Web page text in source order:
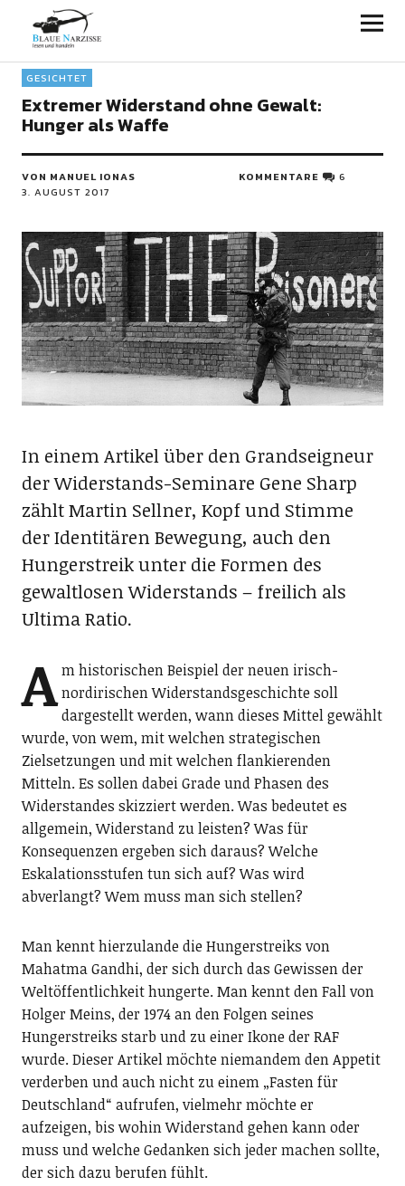
Blaue Narzisse
GESICHTET
Extremer Widerstand ohne Gewalt:
Hunger als Waffe
VON MANUEL IONAS
3. AUGUST 2017
KOMMENTARE 6
In einem Artikel über den Grandseigneur
der Widerstands-Seminare Gene Sharp
zählt Martin Sellner, Kopf und Stimme
der Identitären Bewegung, auch den
Hungerstreik unter die Formen des
gewaltlosen Widerstands – freilich als
Ultima Ratio.
Am historischen Beispiel der neuen irisch-
nordirischen Widerstandsgeschichte soll
dargestellt werden, wann dieses Mittel gewählt
wurde, von wem, mit welchen strategischen
Zielsetzungen und mit welchen flankierenden
Mitteln. Es sollen dabei Grade und Phasen des
Widerstandes skizziert werden. Was bedeutet es
allgemein, Widerstand zu leisten? Was für
Konsequenzen ergeben sich daraus? Welche
Eskalationsstufen tun sich auf? Was wird
abverlangt? Wem muss man sich stellen?
Man kennt hierzulande die Hungerstreiks von
Mahatma Gandhi, der sich durch das Gewissen der
Weltöffentlichkeit hungerte. Man kennt den Fall von
Holger Meins, der 1974 an den Folgen seines
Hungerstreiks starb und zu einer Ikone der RAF
wurde. Dieser Artikel möchte niemandem den Appetit
verderben und auch nicht zu einem „Fasten für
Deutschland“ aufrufen, vielmehr möchte er
aufzeigen, bis wohin Widerstand gehen kann oder
muss und welche Gedanken sich jeder machen sollte,
der sich dazu berufen fühlt.